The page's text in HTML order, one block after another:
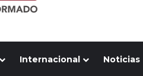
Internacional Noticias